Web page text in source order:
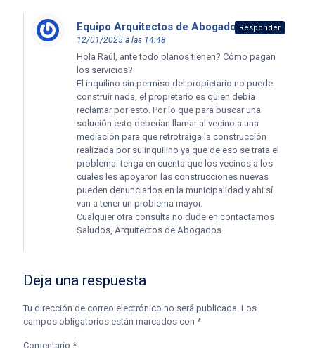
Equipo Arquitectos de Abogados dice:
12/01/2025 a las 14:48
Hola Raúl, ante todo planos tienen? Cómo pagan
los servicios?
El inquilino sin permiso del propietario no puede
construir nada, el propietario es quien debía
reclamar por esto. Por lo que para buscar una
solución esto deberían llamar al vecino a una
mediación para que retrotraiga la construcción
realizada por su inquilino ya que de eso se trata el
problema; tenga en cuenta que los vecinos a los
cuales les apoyaron las construcciones nuevas
pueden denunciarlos en la municipalidad y ahi sí
van a tener un problema mayor.
Cualquier otra consulta no dude en contactarnos
Saludos, Arquitectos de Abogados
Responder
Deja una respuesta
Tu dirección de correo electrónico no será publicada. Los
campos obligatorios están marcados con *
Comentario *